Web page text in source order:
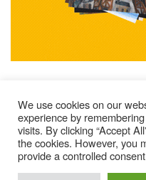
Impressum
POLY
We use cookies on our
experience by
visits. By clicking “Accept
the cookies. However, you
provide a controlled